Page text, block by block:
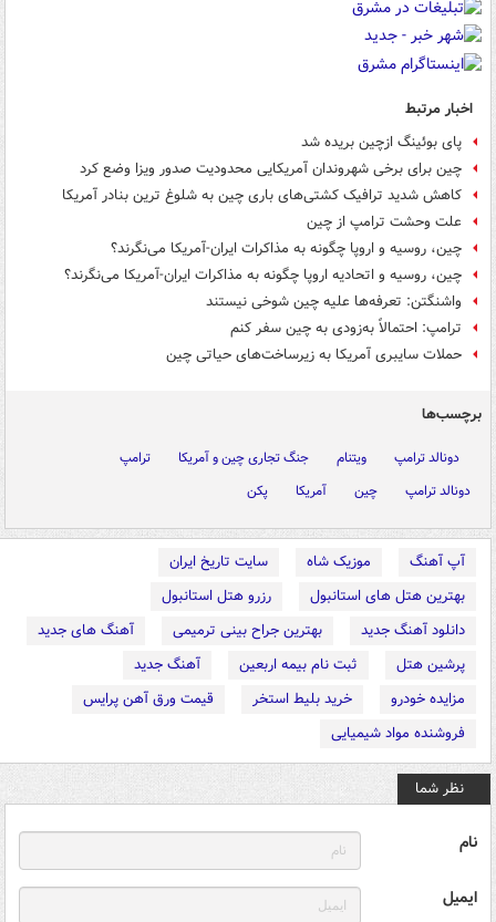
اخبار مرتبط
پای بوئینگ ازچین بریده شد
چین برای برخی شهروندان آمریکایی محدودیت صدور ویزا وضع کرد
کاهش شدید ترافیک کشتی‌های باری چین به شلوغ ترین بنادر آمریکا
علت وحشت ترامپ از چین
چین، روسیه و اروپا چگونه به مذاکرات ایران-آمریکا می‌نگرند؟
چین، روسیه و اتحادیه اروپا چگونه به مذاکرات ایران-آمریکا می‌نگرند؟
واشنگتن: تعرفه‌ها علیه چین شوخی نیستند
ترامپ: احتمالاً به‌زودی به چین سفر کنم
حملات سایبری آمریکا به زیرساخت‌های حیاتی چین
برچسب‌ها
دونالد ترامپ ویتنام جنگ تجاری چین و آمریکا
ترامپ
دونالد ترامپ
چین آمریکا پکن
آپ آهنگ موزیک شاه
سایت تاریخ ایران
بهترین هتل های استانبول
رزرو هتل استانبول
دانلود آهنگ جدید
بهترین جراح بینی ترمیمی
آهنگ های جدید
پرشین هتل
ثبت نام بیمه اربعین
آهنگ جدید
مزایده خودرو
خرید بلیط استخر
قیمت ورق آهن پرایس
فروشنده مواد شیمیایی
نظر شما
نام
ایمیل